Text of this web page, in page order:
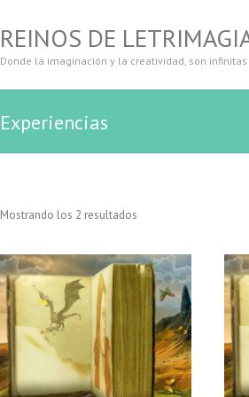
REINOS DE
Donde la imaginación y la creatividad, son infinitas
Experiencias
Mostrando los 2 resultados